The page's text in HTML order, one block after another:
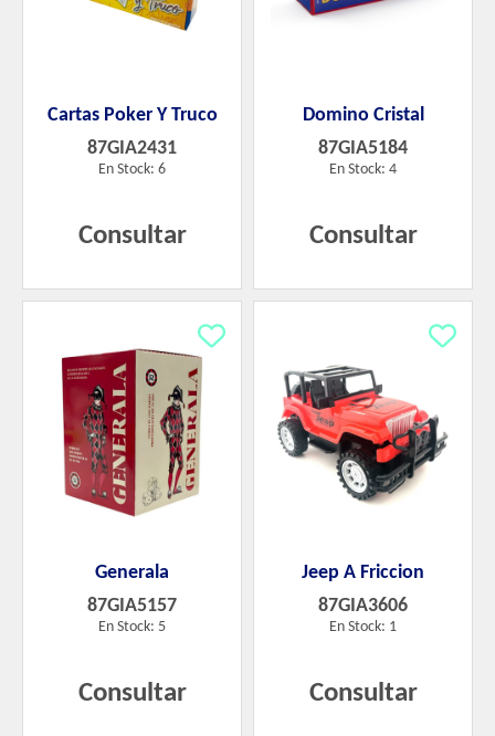
Cartas Poker Y Truco
87GIA2431
En Stock: 6
Consultar
Domino Cristal
87GIA5184
En Stock: 4
Consultar
Generala
87GIA5157
En Stock: 5
Consultar
Jeep A Friccion
87GIA3606
En Stock: 1
Consultar